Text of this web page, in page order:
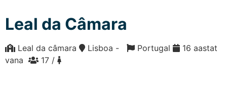
Leal da Câmara
Leal da câmara Lisboa - Portugal
16 aastat
vana
17 /